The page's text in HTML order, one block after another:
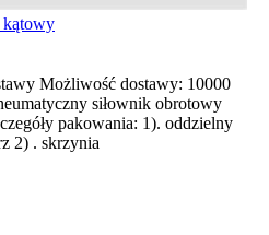
kątowy
Możliwość dostawy: 10000
siłownik obrotowy
pakowania: 1). oddzielny
2) . skrzynia